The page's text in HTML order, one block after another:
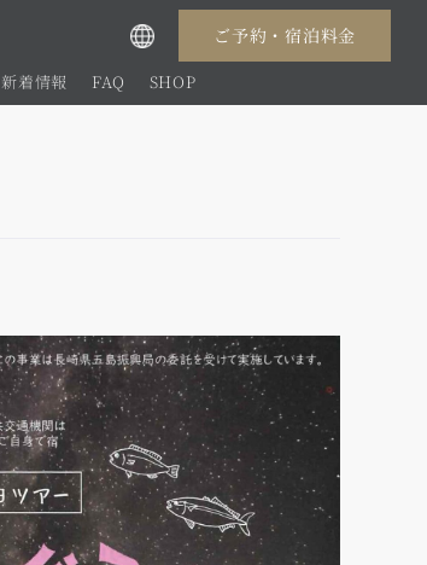
ご予約・宿泊料金
新着情報 FAQ SHOP